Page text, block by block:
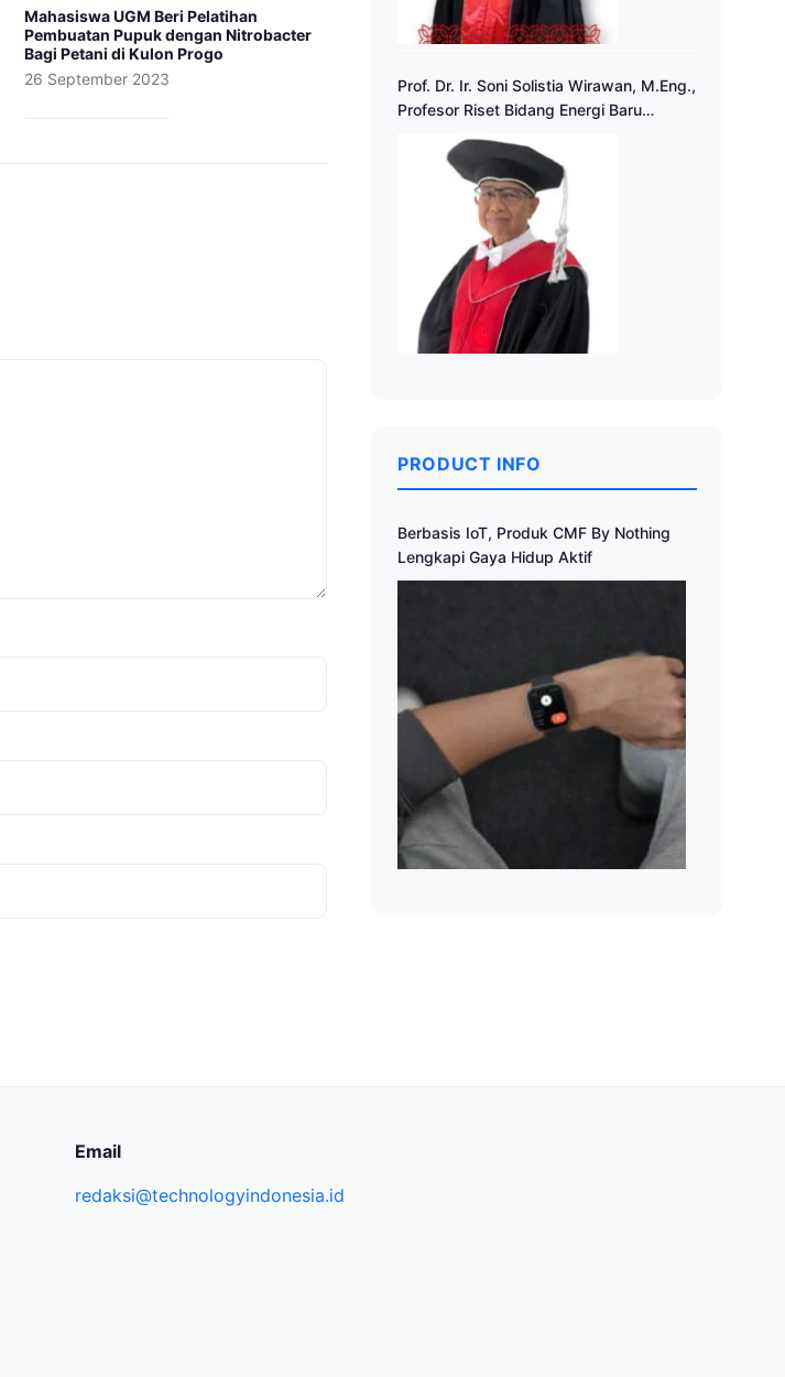
Mahasiswa UGM Beri Pelatihan
Pembuatan Pupuk dengan Nitrobacter
Bagi Petani di Kulon Progo
26 September 2023
Prof. Dr. Ir. Soni Solistia Wirawan, M.Eng.,
Profesor Riset Bidang Energi Baru
PRODUCT INFO
Berbasis IoT, Produk CMF By Nothing
Lengkapi Gaya Hidup Aktif
Email
redaksi@technologyindonesia.id